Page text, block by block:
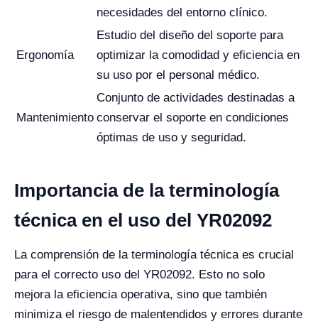
necesidades del entorno clínico.
Ergonomía
Estudio del diseño del soporte para
optimizar la comodidad y eficiencia en
su uso por el personal médico.
Mantenimiento
Conjunto de actividades destinadas a
conservar el soporte en condiciones
óptimas de uso y seguridad.
Importancia de la terminología
técnica en el uso del YR02092
La comprensión de la terminología técnica es crucial
para el correcto uso del YR02092. Esto no solo
mejora la eficiencia operativa, sino que también
minimiza el riesgo de malentendidos y errores durante